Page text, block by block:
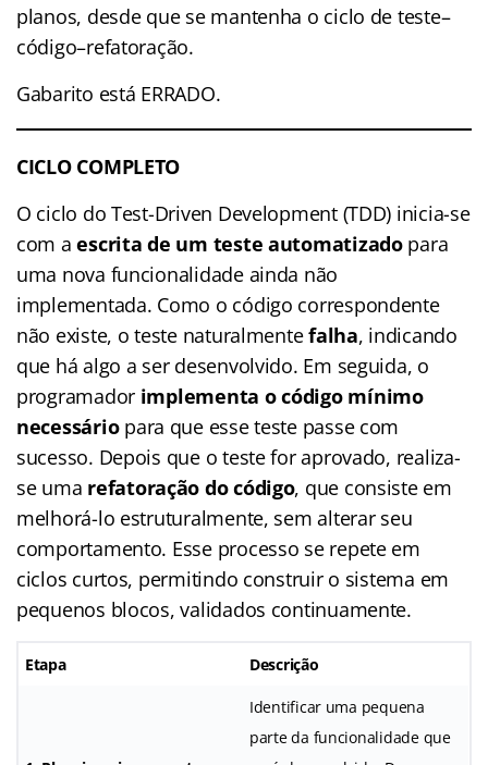
planos, desde que se mantenha o ciclo de teste–
código–refatoração.
Gabarito está ERRADO.
CICLO COMPLETO
O ciclo do Test-Driven Development (TDD) inicia-se
com aescrita de um teste automatizadopara
uma nova funcionalidade ainda não
implementada. Como o código correspondente
não existe, o teste naturalmentefalha, indicando
que há algo a ser desenvolvido. Em seguida, o
programador implementa o código mínimo
necessáriopara que esse teste passe com
sucesso. Depois que o teste for aprovado, realiza-
se uma refatoração do código, que consiste em
melhorá-lo estruturalmente, sem alterar seu
comportamento. Esse processo se repete em
ciclos curtos, permitindo construir o sistema em
pequenos blocos, validados continuamente.
Etapa Descrição
Identificar uma pequena
parte da funcionalidade que